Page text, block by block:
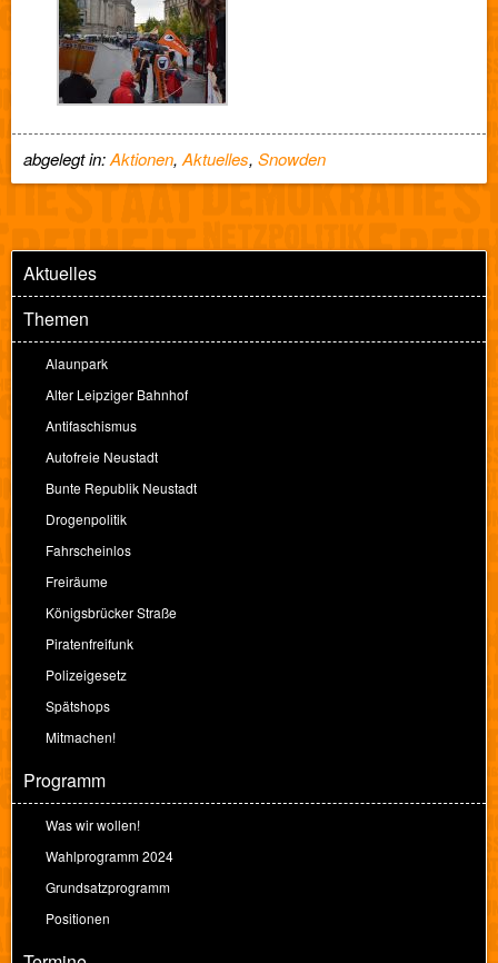
abgelegt in:Aktionen, Aktuelles, Snowden
Aktuelles
Themen
Alaunpark
Alter Leipziger Bahnhof
Antifaschismus
Autofreie Neustadt
Bunte Republik Neustadt
Drogenpolitik
Fahrscheinlos
Freiräume
Königsbrücker Straße
Piratenfreifunk
Polizeigesetz
Spätshops
Mitmachen!
Programm
Was wir wollen!
Wahlprogramm 2024
Grundsatzprogramm
Positionen